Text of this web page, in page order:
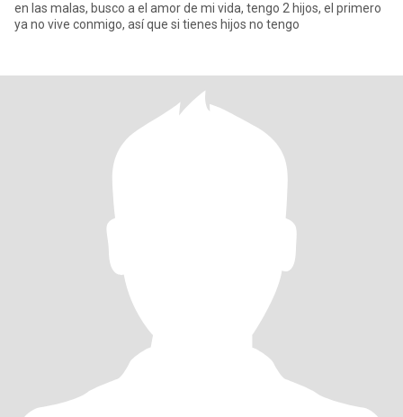
en las malas, busco a el amor de mi vida, tengo 2 hijos, el primero
ya no vive conmigo, así que si tienes hijos no tengo